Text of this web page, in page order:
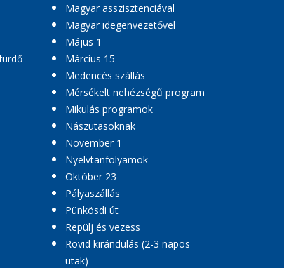
-
Magyar asszisztenciával
Magyar idegenvezetővel
Május 1
Március 15
Medencés szállás
Mérsékelt nehézségű program
Mikulás programok
Nászutasoknak
November 1
Nyelvtanfolyamok
Október 23
Pályaszállás
Pünkösdi út
Repülj és vezess
Rövid kirándulás (2-3 napos
utak)